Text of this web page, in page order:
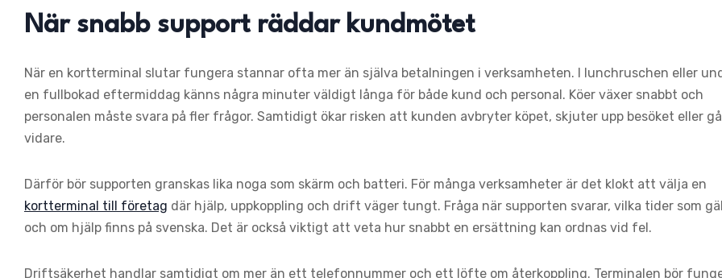
När snabb support räddar kundmötet
När en kortterminal slutar fungera stannar ofta mer än själva betalningen i verksamheten. I lunchruschen eller
en fullbokad eftermiddag känns några minuter väldigt långa för både kund och personal. Köer växer snabbt och
personalen måste svara på fler frågor. Samtidigt ökar risken att kunden avbryter köpet, skjuter upp besöket eller
vidare.
Därför bör supporten granskas lika noga som skärm och batteri. För många verksamheter är det klokt att välja en
kortterminal till företag där hjälp, uppkoppling och drift väger tungt. Fråga när supporten svarar, vilka tider som
och om hjälp finns på svenska. Det är också viktigt att veta hur snabbt en ersättning kan ordnas vid fel.
Driftsäkerhet handlar samtidigt om mer än ett telefonnummer och ett löfte om återkoppling. Terminalen bör